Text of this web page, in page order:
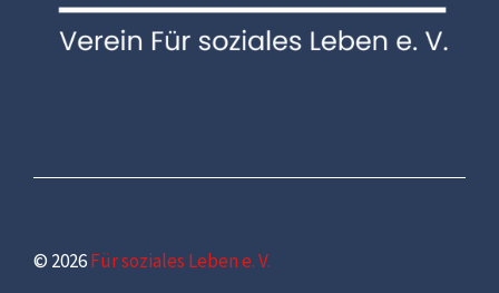
© 2026Für soziales Leben e. V.